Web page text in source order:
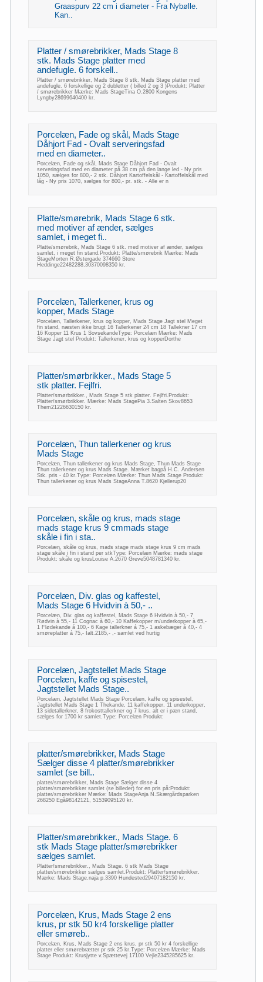
Graaspurv 22 cm i diameter - Fra Nybølle.
Kan..
Platter / smørebrikker, Mads Stage 8
stk. Mads Stage platter med
andefugle. 6 forskell..
Platter / smørebrikker, Mads Stage 8 stk. Mads Stage platter med
andefugle. 6 forskellige og 2 dubletter ( billed 2 og 3 )Produkt: Platter
/ smørebrikker Mærke: Mads StageTina O.2800 Kongens
Lyngby28699640400 kr.
Porcelæn, Fade og skål, Mads Stage
Dåhjort Fad - Ovalt serveringsfad
med en diameter..
Porcelæn, Fade og skål, Mads Stage Dåhjort Fad - Ovalt
serveringsfad med en diameter på 38 cm på den lange led - Ny pris
1050, sælges for 800,- 2 stk. Dåhjort Kartoffelskål - Kartoffelskål med
låg - Ny pris 1070, sælges for 800,- pr. stk. - Alle er n
Platte/smørebrik, Mads Stage 6 stk.
med motiver af ænder, sælges
samlet, i meget fi..
Platte/smørebrik, Mads Stage 6 stk. med motiver af ænder, sælges
samlet, i meget fin stand.Produkt: Platte/smørebrik Mærke: Mads
StageMorten R.Østergade 374660 Store
Heddinge22482288,30370098350 kr.
Porcelæn, Tallerkener, krus og
kopper, Mads Stage
Porcelæn, Tallerkener, krus og kopper, Mads Stage Jagt stel Meget
fin stand, næsten ikke brugt 16 Tallerkener 24 cm 18 Tallekner 17 cm
16 Kopper 11 Krus 1 SovsekandeType: Porcelæn Mærke: Mads
Stage Jagt stel Produkt: Tallerkener, krus og kopperDorthe
Platter/smørbrikker., Mads Stage 5
stk platter. Fejlfri.
Platter/smørbrikker., Mads Stage 5 stk platter. Fejlfri.Produkt:
Platter/smørbrikker. Mærke: Mads StagePia 3.Salten Skov8653
Them21226630150 kr.
Porcelæn, Thun tallerkener og krus
Mads Stage
Porcelæn, Thun tallerkener og krus Mads Stage, Thun Mads Stage
Thun tallerkener og krus Mads Stage. Mærket bagpå H.C. Andersen
Stk. pris - 40 kr.Type: Porcelæn Mærke: Thun Mads Stage Produkt:
Thun tallerkener og krus Mads StageAnna T.8620 Kjellerup20
Porcelæn, skåle og krus, mads stage
mads stage krus 9 cmmads stage
skåle i fin i sta..
Porcelæn, skåle og krus, mads stage mads stage krus 9 cm mads
stage skåle i fin i stand per stkType: Porcelæn Mærke: mads stage
Produkt: skåle og krusLouise A.2670 Greve5048781340 kr.
Porcelæn, Div. glas og kaffestel,
Mads Stage 6 Hvidvin à 50,- ..
Porcelæn, Div. glas og kaffestel, Mads Stage 6 Hvidvin à 50,- 7
Rødvin à 55,- 11 Cognac à 60,- 10 Kaffekopper m/underkopper à 65,-
1 Flødekande á 100,- 6 Kage tallerkner á 75,- 1 askebæger á 40,- 4
smøreplatter á 75,- Ialt.2185,- ,- samlet ved hurtig
Porcelæn, Jagtstellet Mads Stage
Porcelæn, kaffe og spisestel,
Jagtstellet Mads Stage..
Porcelæn, Jagtstellet Mads Stage Porcelæn, kaffe og spisestel,
Jagtstellet Mads Stage 1 Thekande, 11 kaffekopper, 11 underkopper,
13 sidetallerkner, 8 frokosttallerkner og 7 krus, alt er i pæn stand,
sælges for 1700 kr samlet.Type: Porcelæn Produkt:
platter/smørebrikker, Mads Stage
Sælger disse 4 platter/smørebrikker
samlet (se bill..
platter/smørebrikker, Mads Stage Sælger disse 4
platter/smørebrikker samlet (se billeder) for en pris på:Produkt:
platter/smørebrikker Mærke: Mads StageAnja N.Skærgårdsparken
268250 Egå98142121, 51539095120 kr.
Platter/smørebrikker., Mads Stage. 6
stk Mads Stage platter/smørebrikker
sælges samlet.
Platter/smørebrikker., Mads Stage. 6 stk Mads Stage
platter/smørebrikker sælges samlet.Produkt: Platter/smørebrikker.
Mærke: Mads Stage.naja p.3390 Hundested29407182150 kr.
Porcelæn, Krus, Mads Stage 2 ens
krus, pr stk 50 kr4 forskellige platter
eller smøreb..
Porcelæn, Krus, Mads Stage 2 ens krus, pr stk 50 kr 4 forskellige
platter eller smørebrætter pr stk 25 kr.Type: Porcelæn Mærke: Mads
Stage Produkt: Krusjytte v.Spættevej 17100 Vejle2345285625 kr.